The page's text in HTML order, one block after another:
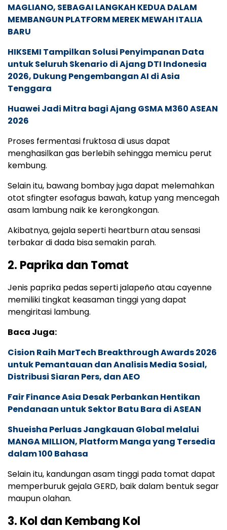
MAGLIANO, SEBAGAI LANGKAH KEDUA DALAM
MEMBANGUN PLATFORM MEREK MEWAH ITALIA
BARU
HIKSEMI Tampilkan Solusi Penyimpanan Data
untuk Seluruh Skenario di Ajang DTI Indonesia
2026, Dukung Pengembangan AI di Asia
Tenggara
Huawei Jadi Mitra bagi Ajang GSMA M360 ASEAN
2026
Proses fermentasi fruktosa di usus dapat
menghasilkan gas berlebih sehingga memicu perut
kembung.
Selain itu, bawang bombay juga dapat melemahkan
otot sfingter esofagus bawah, katup yang mencegah
asam lambung naik ke kerongkongan.
Akibatnya, gejala seperti heartburn atau sensasi
terbakar di dada bisa semakin parah.
2. Paprika dan Tomat
Jenis paprika pedas seperti jalapeño atau cayenne
memiliki tingkat keasaman tinggi yang dapat
mengiritasi lambung.
Baca Juga:
Cision Raih MarTech Breakthrough Awards 2026
untuk Pemantauan dan Analisis Media Sosial,
Distribusi Siaran Pers, dan AEO
Fair Finance Asia Desak Perbankan Hentikan
Pendanaan untuk Sektor Batu Bara di ASEAN
Shueisha Perluas Jangkauan Global melalui
MANGA MILLION, Platform Manga yang Tersedia
dalam 100 Bahasa
Selain itu, kandungan asam tinggi pada tomat dapat
memperburuk gejala GERD, baik dalam bentuk segar
maupun olahan.
3. Kol dan Kembang Kol